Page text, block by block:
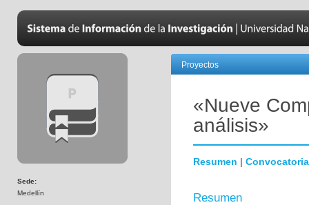
Sede:
Medellín
Proyectos
«Nueve
análisis»
Resumen | Convocatoria
Resumen